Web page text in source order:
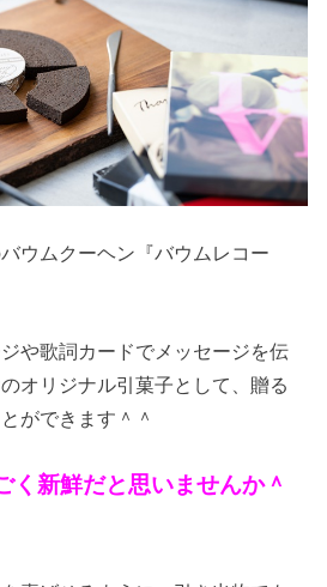
ウムクーヘン『バウムレコー
や歌詞カードでメッセージを伝
オリジナル引菓子として、贈る
ができます＾＾
く新鮮だと思いませんか＾